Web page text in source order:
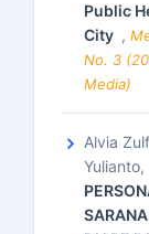
Public
City ,
No. 3
Media)
Alvia